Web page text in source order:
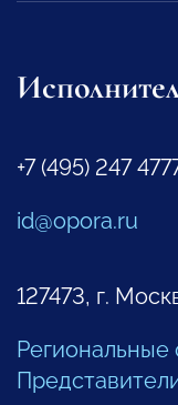
+7 (495) 247
id@opora.ru
127473, г.
Региональные